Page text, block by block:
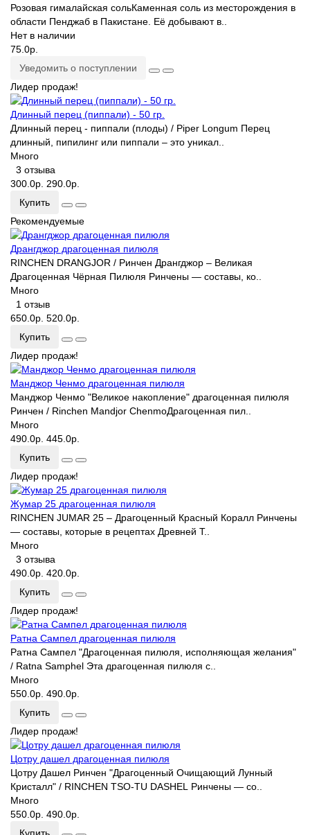
Розовая гималайская соль Каменная соль из месторождения в
области Пенджаб в Пакистане. Её добывают в..
Нет в наличии
75.0р.
Уведомить о поступлении
Лидер продаж!
Длинный перец (пиппали) - 50 гр.
Длинный перец - пиппали (плоды) / Piper Longum Перец
длинный, пипилинг или пиппали – это уникал..
Много
3 отзыва
300.0р. 290.0р.
Купить
Рекомендуемые
Дрангджор драгоценная пилюля
RINCHEN DRANGJOR / Ринчен Дрангджор – Великая
Драгоценная Чёрная Пилюля Ринчены — составы, ко..
Много
1 отзыв
650.0р. 520.0р.
Купить
Лидер продаж!
Манджор Ченмо драгоценная пилюля
Манджор Ченмо "Великое накопление" драгоценная пилюля
Ринчен / Rinchen Mandjor ChenmoДрагоценная пил..
Много
490.0р. 445.0р.
Купить
Лидер продаж!
Жумар 25 драгоценная пилюля
RINCHEN JUMAR 25 – Драгоценный Красный Коралл Ринчены
— составы, которые в рецептах Древней Т..
Много
3 отзыва
490.0р. 420.0р.
Купить
Лидер продаж!
Ратна Сампел драгоценная пилюля
Ратна Сампел "Драгоценная пилюля, исполняющая желания"
/ Ratna Samphel Эта драгоценная пилюля с..
Много
550.0р. 490.0р.
Купить
Лидер продаж!
Цотру дашел драгоценная пилюля
Цотру Дашел Ринчен "Драгоценный Очищающий Лунный
Кристалл" / RINCHEN TSO-TU DASHEL Ринчены — со..
Много
550.0р. 490.0р.